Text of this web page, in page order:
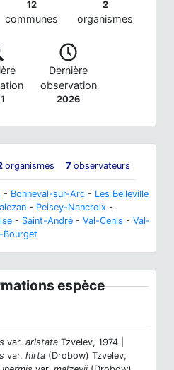
12
communes
2
organismes
Dernière
observation
2026
organismes 7 observateurs
- Bonneval-sur-Arc - Les Belleville
- Peisey-Nancroix -
- Saint-André - Val-Cenis - Val-
Bourget
espèce
var. aristata Tzvelev, 1974 |
var. hirta (Drobow) Tzvelev,